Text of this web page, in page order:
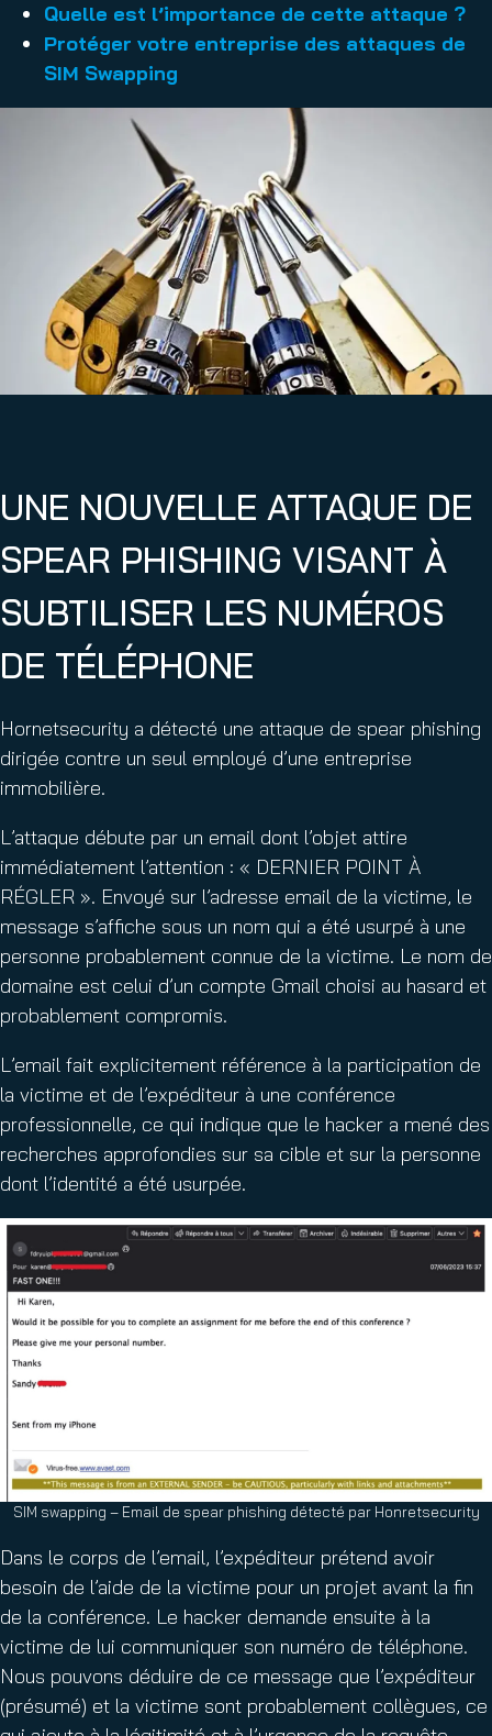
Quelle est l’importance de cette attaque ?
Protéger votre entreprise des attaques de
SIM Swapping
UNE NOUVELLE ATTAQUE DE
SPEAR PHISHING VISANT À
SUBTILISER LES NUMÉROS
DE TÉLÉPHONE
Hornetsecurity a détecté une attaque de spear phishing
dirigée contre un seul employé d’une entreprise
immobilière.
L’attaque débute par un email dont l’objet attire
immédiatement l’attention : « DERNIER POINT À
RÉGLER ». Envoyé sur l’adresse email de la victime, le
message s’affiche sous un nom qui a été usurpé à une
personne probablement connue de la victime. Le nom de
domaine est celui d’un compte Gmail choisi au hasard et
probablement compromis.
L’email fait explicitement référence à la participation de
la victime et de l’expéditeur à une conférence
professionnelle, ce qui indique que le hacker a mené des
recherches approfondies sur sa cible et sur la personne
dont l’identité a été usurpée.
SIM swapping – Email de spear phishing détecté par Honretsecurity
Dans le corps de l’email, l’expéditeur prétend avoir
besoin de l’aide de la victime pour un projet avant la fin
de la conférence. Le hacker demande ensuite à la
victime de lui communiquer son numéro de téléphone.
Nous pouvons déduire de ce message que l’expéditeur
(présumé) et la victime sont probablement collègues, ce